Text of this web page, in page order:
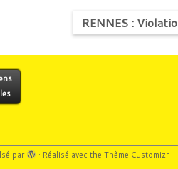
RENNES :
par · Réalisé avec the Thème Customizr·